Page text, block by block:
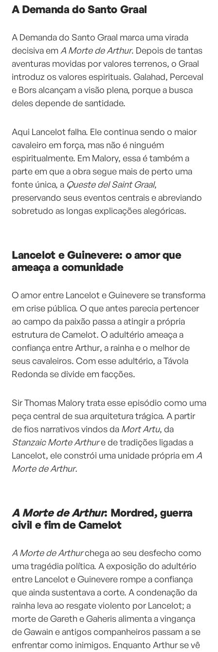
A Demanda do Santo Graal
A Demanda do Santo Graal marca uma virada
decisiva em A Morte de Arthur. Depois de tantas
aventuras movidas por valores terrenos, o Graal
introduz os valores espirituais. Galahad, Perceval
e Bors alcançam a visão plena, porque a busca
deles depende de santidade.
Aqui Lancelot falha. Ele continua sendo o maior
cavaleiro em força, mas não é ninguém
espiritualmente. Em Malory, essa é também a
parte em que a obra segue mais de perto uma
fonte única, a Queste del Saint Graal,
preservando seus eventos centrais e abreviando
sobretudo as longas explicações alegóricas.
Lancelot e Guinevere: o amor que
ameaça a comunidade
O amor entre Lancelot e Guinevere se transforma
em crise pública. O que antes parecia pertencer
ao campo da paixão passa a atingir a própria
estrutura de Camelot. O adultério ameaça a
confiança entre Arthur, a rainha e o melhor de
seus cavaleiros. Com esse adultério, a Távola
Redonda se divide em facções.
Sir Thomas Malory trata esse episódio como uma
peça central de sua arquitetura trágica. A partir
de fios narrativos vindos da Mort Artu, da
Stanzaic Morte Arthure de tradições ligadas a
Lancelot, ele constrói uma unidade própria em A
Morte de Arthur.
A Morte de Arthur: Mordred, guerra
civil e fim de Camelot
A Morte de Arthurchega ao seu desfecho como
uma tragédia política. A exposição do adultério
entre Lancelot e Guinevere rompe a confiança
que ainda sustentava a corte. A condenação da
rainha leva ao resgate violento por Lancelot; a
morte de Gareth e Gaheris alimenta a vingança
de Gawain e antigos companheiros passam a se
enfrentar como inimigos. Enquanto Arthur se vê